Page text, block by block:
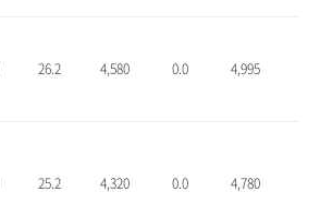
26.2 4,580 0.0 4,995
25.2 4,320 0.0 4,780